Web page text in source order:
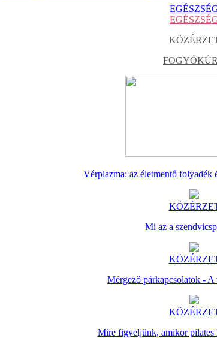
Vérplazma: az életmentő folyadék
Mi az a
Mérgező párkapcsolatok - A
Mire figyeljünk, amikor pilates